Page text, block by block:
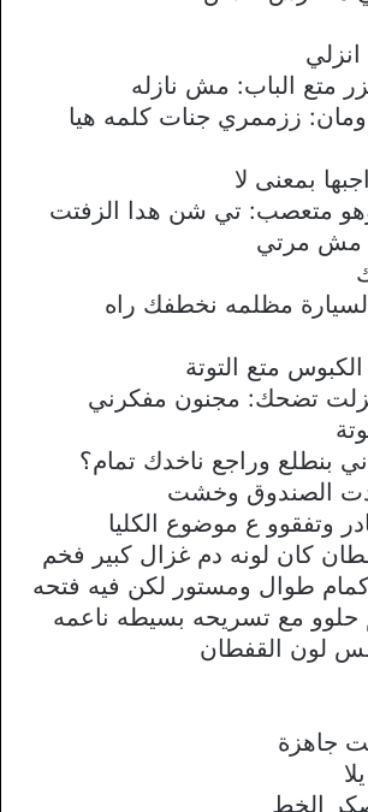
انزلي
متع الباب: مش نازله
ززممري جنات كلمه هيا
بمعنى لا
متعصب: تي شن هدا الزفتت
مش مرتي
مظلمه نخطفك راه
متع التوتة
تضحك: مجنون مفكرني
بنطلع وراجع ناخدك تمام؟
الصندوق وخشت
وتفقوو ع موضوع الكليا
كان لونه دم غزال كبير فخم
طوال ومستور لكن فيه فتحه
حلوو مع تسريحه بسيطه ناعمه
لون القفطان
جاهزة
الخط